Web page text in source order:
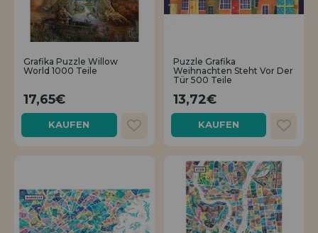
Grafika Puzzle Willow
World 1000 Teile
17,65€
KAUFEN
Puzzle Grafika
Weihnachten Steht Vor Der
Tür 500 Teile
13,72€
KAUFEN